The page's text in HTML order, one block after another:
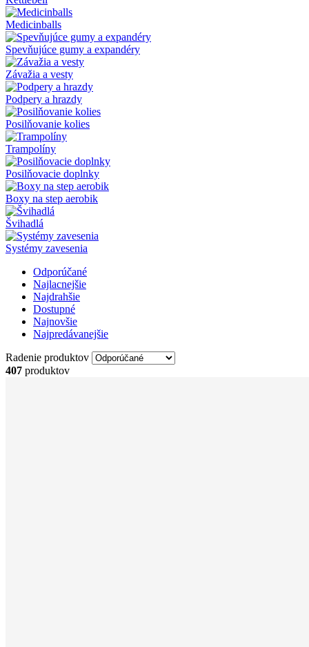
Medicinballs
Spevňujúce gumy a expandéry
Závažia a vesty
Podpery a hrazdy
Posilňovanie kolies
Trampolíny
Posilňovacie doplnky
Boxy na step aerobik
Švihadlá
Systémy zavesenia
Odporúčané
Najlacnejšie
Najdrahšie
Dostupné
Najnovšie
Najpredávanejšie
Radenie produktov
407 produktov